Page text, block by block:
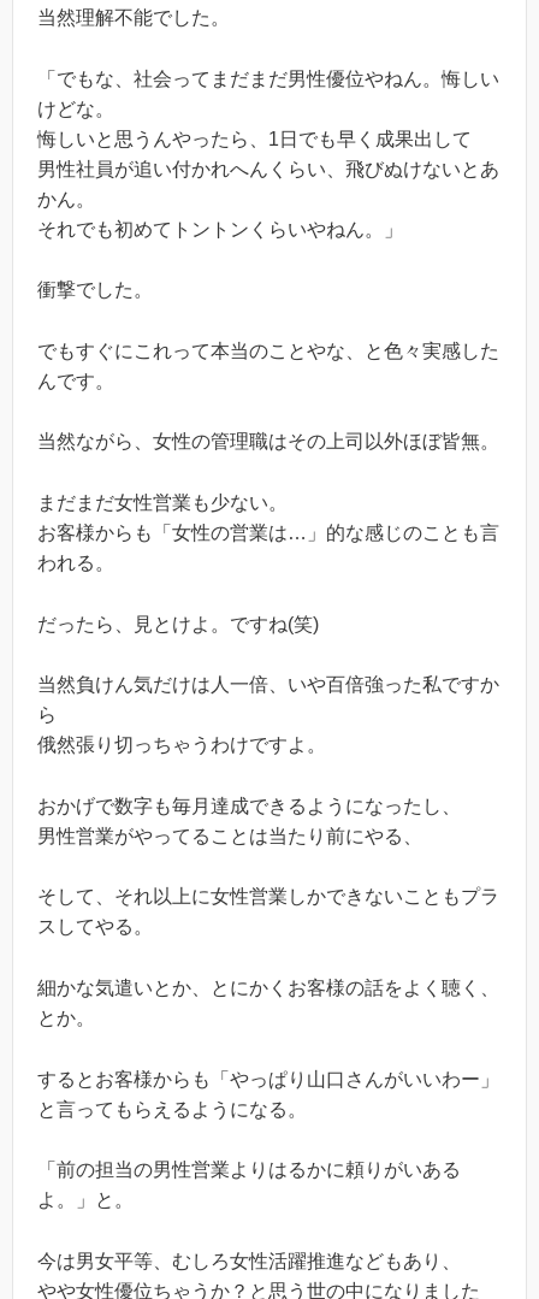
当然理解不能でした。
「でもな、社会ってまだまだ男性優位やねん。悔しい
けどな。
悔しいと思うんやったら、1日でも早く成果出して
男性社員が追い付かれへんくらい、飛びぬけないとあ
かん。
それでも初めてトントンくらいやねん。」
衝撃でした。
でもすぐにこれって本当のことやな、と色々実感した
んです。
当然ながら、女性の管理職はその上司以外ほぼ皆無。
まだまだ女性営業も少ない。
お客様からも「女性の営業は…」的な感じのことも言
われる。
だったら、見とけよ。ですね(笑)
当然負けん気だけは人一倍、いや百倍強った私ですか
ら
俄然張り切っちゃうわけですよ。
おかげで数字も毎月達成できるようになったし、
男性営業がやってることは当たり前にやる、
そして、それ以上に女性営業しかできないこともプラ
スしてやる。
細かな気遣いとか、とにかくお客様の話をよく聴く、
とか。
するとお客様からも「やっぱり山口さんがいいわー」
と言ってもらえるようになる。
「前の担当の男性営業よりはるかに頼りがいある
よ。」と。
今は男女平等、むしろ女性活躍推進などもあり、
やや女性優位ちゃうか？と思う世の中になりました